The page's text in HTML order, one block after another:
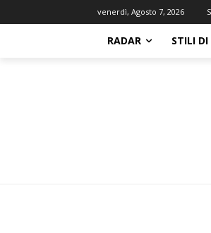
venerdì, Agosto 7, 2026
RADAR STILI